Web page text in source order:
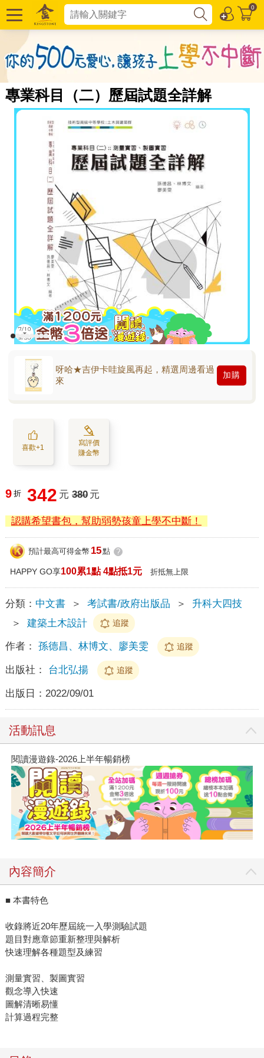
0
專業科目（二）歷屆試題全詳解
呀哈★吉伊卡哇旋風再起，精選周邊看過
來
加購
喜歡+1
寫評價
賺金幣
9 折 342 元 380 元
認購希望書包，幫助弱勢孩童上學不中斷！
預計最高可得金幣 15點 ?
HAPPY GO享100累1點 4點抵1元 折抵無上限
分類： 中文書 ＞ 考試書/政府出版品 ＞
升科大四技
＞
建築土木設計 追蹤
作者： 孫德昌、林博文、廖美雯 追蹤
出版社： 台北弘揚 追蹤
出版日： 2022/09/01
活動訊息
閱讀漫遊錄-2026上半年暢銷榜
內容簡介
■ 本書特色
收錄將近20年歷屆統一入學測驗試題
題目對應章節重新整理與解析
快速理解各種題型及練習
測量實習、製圖實習
觀念導入快速
圖解清晰易懂
計算過程完整